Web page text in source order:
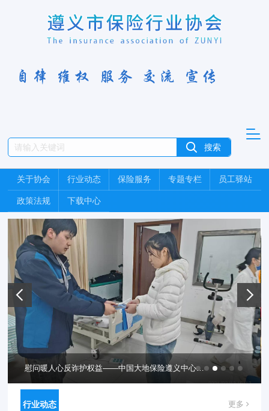
关于协会 行业动态 保险服务 专题专栏 员工驿站
政策法规 下载中心
慰问暖人心反诈护权益——中国大地保险遵义中心支公司慰问伤者同步开展“人伤黄牛”反诈提醒
行业动态 更多